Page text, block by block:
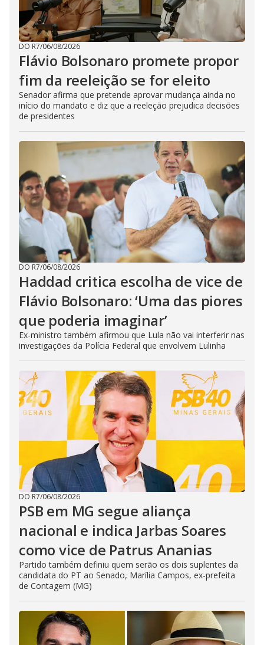
DO R7/06/08/2026
Flávio Bolsonaro promete propor
fim da reeleição se for eleito
Senador afirma que pretende aprovar mudança ainda no
início do mandato e diz que a reeleção prejudica decisões
de presidentes
DO R7/06/08/2026
Haddad critica escolha de vice de
Flávio Bolsonaro: ‘Uma das piores
que poderia imaginar’
Ex-ministro também afirmou que Lula não vai interferir nas
investigações da Polícia Federal que envolvem Lulinha
DO R7/06/08/2026
PSB em MG segue aliança
nacional e indica Jarbas Soares
como vice de Patrus Ananias
Partido também definiu quem serão os dois suplentes da
candidata do PT ao Senado, Marília Campos, ex-prefeita
de Contagem (MG)